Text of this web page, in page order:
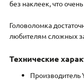
без наклеек, что
Головоломка
любителям сложных
Технические
Производитель